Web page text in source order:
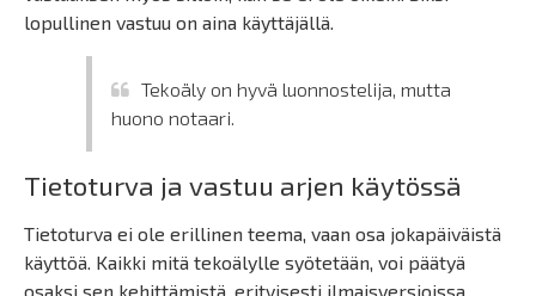
lopullinen vastuu on aina käyttäjällä.
Tekoäly on hyvä luonnostelija, mutta
huono notaari.
Tietoturva ja vastuu arjen käytössä
Tietoturva ei ole erillinen teema, vaan osa jokapäiväistä
käyttöä. Kaikki mitä tekoälylle syötetään, voi päätyä
osaksi sen kehittämistä, erityisesti ilmaisversioissa.